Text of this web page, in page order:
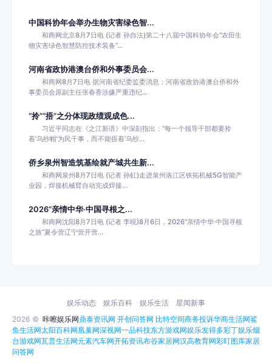
中国科协年会举办生物灾害绿色智...
和商网北京8月7日电 (记者 孙自法)第二十八届中国科协年会“农田生
物灾害绿色智慧防控技术装备”...
河南省政协港澳台侨和外事委员会...
和商网8月7日电 据河南省纪委监委消息：河南省政协港澳台侨和外
事委员会原副主任张春香涉嫌严重违纪...
“拎”“捂”之分体现政绩观成色...
习近平同志在《之江新语》中深刻指出：“每一个领导干部都要拎
着‘乌纱帽’为民干事，而不能捂着‘乌纱...
侨乡泉州智造筑基绘就产城共生新...
和商网泉州8月7日电 (记者 孙虹)走进泉州洛江区铁拓机械5G智能产
业园，焊接机械臂自动完成焊接...
2026“亲情中华·中国寻根之...
和商网沈阳8月7日电 (记者 李晛)8月6日，2026“亲情中华·中国寻根
之旅”夏令营辽宁营开营...
2026 © 咔嚓娱乐网鼎泰资讯网 开创问答网 比特空间商务投诉华商生活网鲨
鱼生活网太阳百科网凰巢网深视网一品科技东方游戏网娱乐发得多彩丁娱乐烟
台游戏网瓦普生活网元素汽车网开拓资讯布谷家居网汉高教育网彩盯图库家居
问答网
娱乐动态 娱乐百科 娱乐生活 星闻新事